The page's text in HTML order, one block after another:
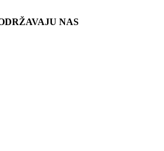
NAS